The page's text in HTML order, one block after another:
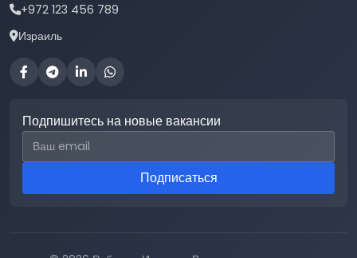
+972 123 456 789
Израиль
Подпишитесь на новые вакансии
Email для подписки
Подписаться